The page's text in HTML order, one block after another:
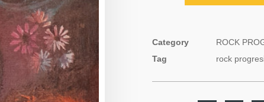
Category
ROCK
Tag
rock